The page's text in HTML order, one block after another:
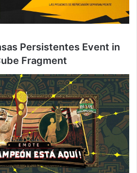
Persistentes Event in
Fragment